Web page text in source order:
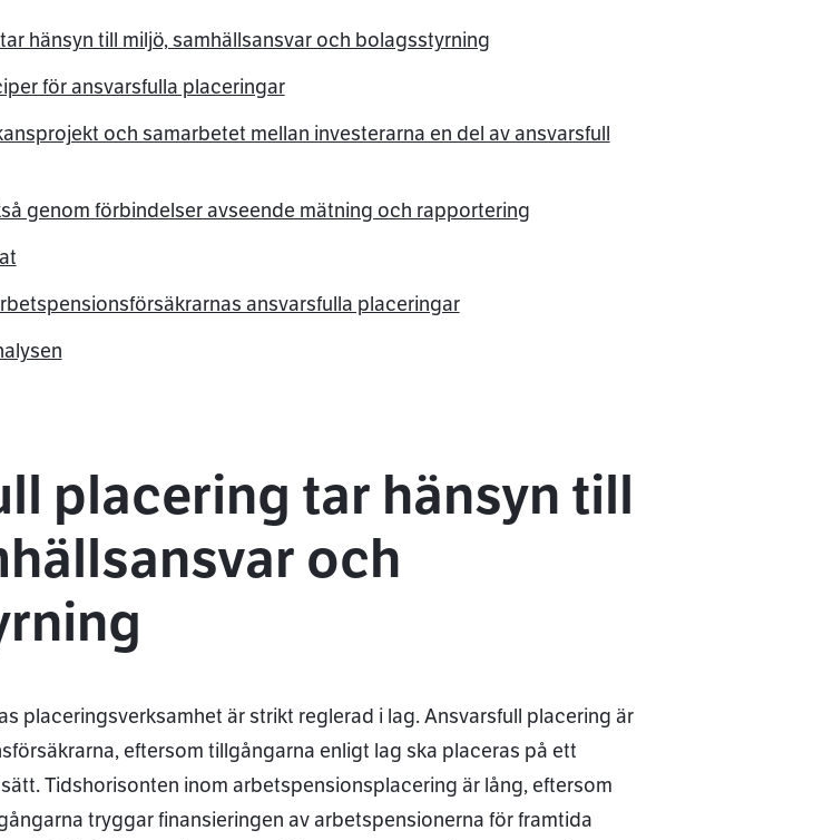
hänsyn till miljö, samhällsansvar och bolagsstyrning
för ansvarsfulla placeringar
och samarbetet mellan investerarna en del av ansvarsfull
genom förbindelser avseende mätning och rapportering
ansvarsfulla placeringar
placering tar hänsyn till
och
placeringsverksamhet är strikt reglerad i lag. Ansvarsfull placering är
eftersom tillgångarna enligt lag ska placeras på ett
Tidshorisonten inom arbetspensionsplacering är lång, eftersom
tryggar finansieringen av arbetspensionerna för framtida